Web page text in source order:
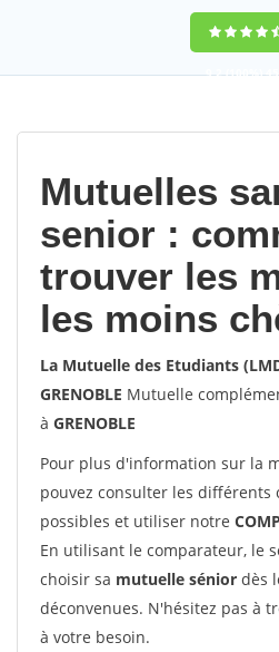
9,2(100%)
Mutuelles
senior :
trouver les
les moins
La Mutuelle des Etudiants
GRENOBLE Mutuelle
à GRENOBLE
Pour plus d'information sur la
pouvez consulter les différents
possibles et utiliser notre
En utilisant le comparateur, le
choisir sa mutuelle sénior dès
déconvenues. N'hésitez pas à
à votre besoin.